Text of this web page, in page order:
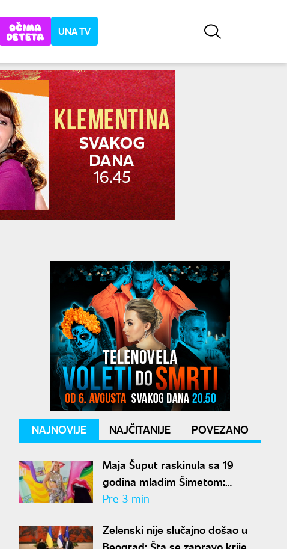
UNA TV
NAJNOVIJE NAJČITANIJE POVEZANO
Maja Šuput raskinula sa 19
godina mlađim Šimetom:
Pokazala brutalno telo u petoj
Pre 3 min
Zelenski nije slučajno došao u